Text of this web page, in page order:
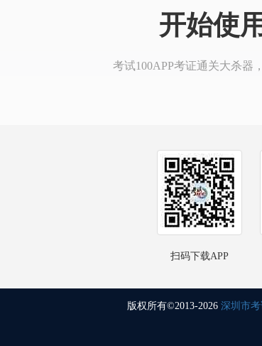
开始使
考试100APP考证通关大杀器
扫码下载APP
版权所有©2013-2026 深圳市考